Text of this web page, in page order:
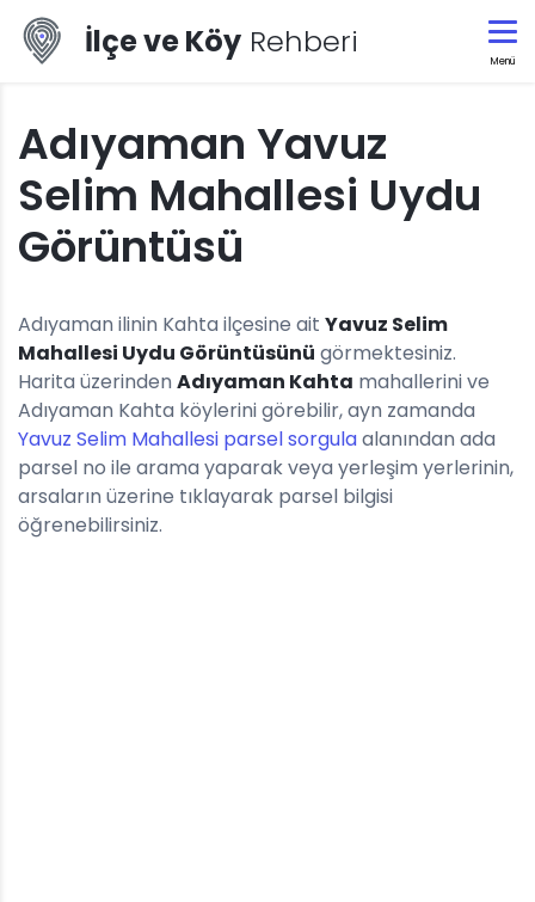
İlçe ve Köy Rehberi
Menü
Adıyaman Yavuz
Selim Mahallesi Uydu
Görüntüsü
Adıyaman ilinin Kahta ilçesine ait Yavuz Selim
Mahallesi Uydu Görüntüsünü görmektesiniz.
Harita üzerinden Adıyaman Kahta mahallerini ve
Adıyaman Kahta köylerini görebilir, ayn zamanda
Yavuz Selim Mahallesi parsel sorgulaalanından ada
parsel no ile arama yaparak veya yerleşim yerlerinin,
arsaların üzerine tıklayarak parsel bilgisi
öğrenebilirsiniz.